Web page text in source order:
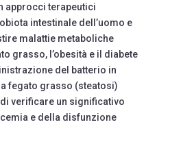
approcci terapeutici
intestinale dell’uomo e
malattie metaboliche
grasso, l’obesità e il diabete
del batterio in
fegato grasso (steatosi)
verificare un significativo
e della disfunzione